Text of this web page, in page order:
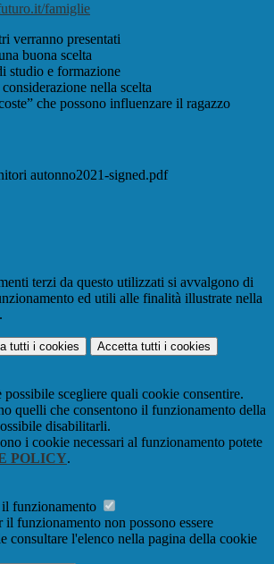
famiglie
verranno presentati
buona scelta
studio e formazione
nella scelta
che possono influenzare il ragazzo
autonno2021-signed.pdf
terzi da questo utilizzati si avvalgono di
ed utili alle finalità illustrate nella
.
tutti i cookies Accetta tutti i cookies
possibile scegliere quali cookie consentire.
quelli che consentono il funzionamento della
disabilitarli.
i cookie necessari al funzionamento potete
POLICY.
funzionamento
il funzionamento non possono essere
consultare l'elenco nella pagina della cookie